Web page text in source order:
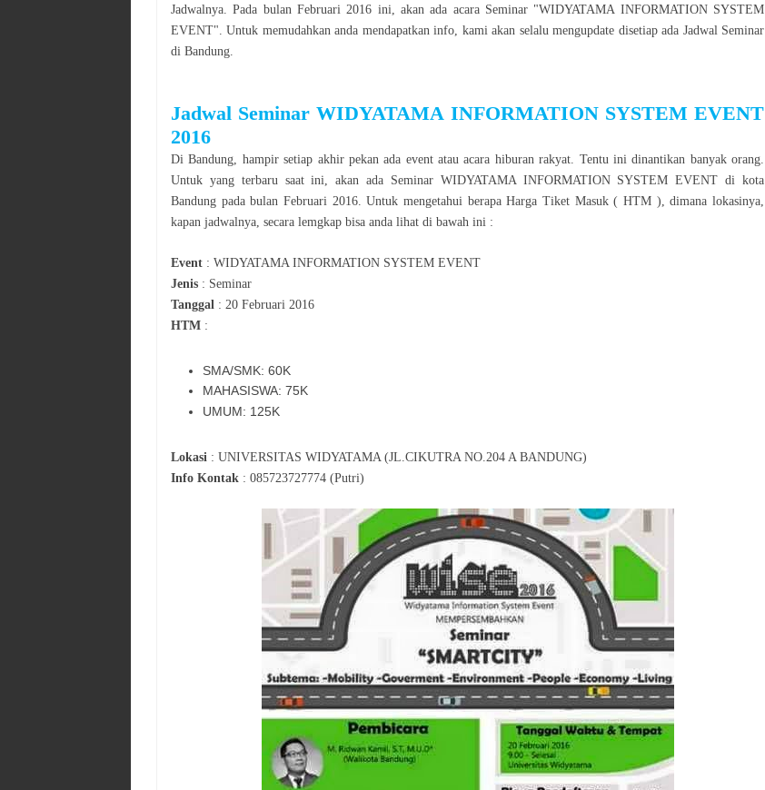
Jadwalnya. Pada bulan Februari 2016 ini, akan ada acara Seminar "WIDYATAMA INFORMATION SYSTEM
EVENT". Untuk memudahkan anda mendapatkan info, kami akan selalu mengupdate disetiap ada Jadwal Seminar
di Bandung
Jadwal Seminar WIDYATAMA INFORMATION SYSTEM EVENT
2016
DiBandung , hampir setiap akhir pekan ada event atau acara hiburan rakyat. Tentu ini dinantikan banyak orang.
Untuk yang terbaru saat ini, akan ada Seminar WIDYATAMA INFORMATION SYSTEM EVENT di kota
Bandung pada bulan Februari 2016. Untuk mengetahui berapa Harga Tiket Masuk ( HTM ), dimana lokasinya,
kapan jadwalnya, secara lemgkap bisa anda lihat di bawah ini :
Event : WIDYATAMA INFORMATION SYSTEM EVENT
Jenis : Seminar
Tanggal : 20 Februari 2016
HTM :
SMA/SMK: 60K
MAHASISWA: 75K
UMUM: 125K
Lokasi : UNIVERSITAS WIDYATAMA (JL.CIKUTRA NO.204 A BANDUNG)
Info Kontak : 085723727774 (Putri)